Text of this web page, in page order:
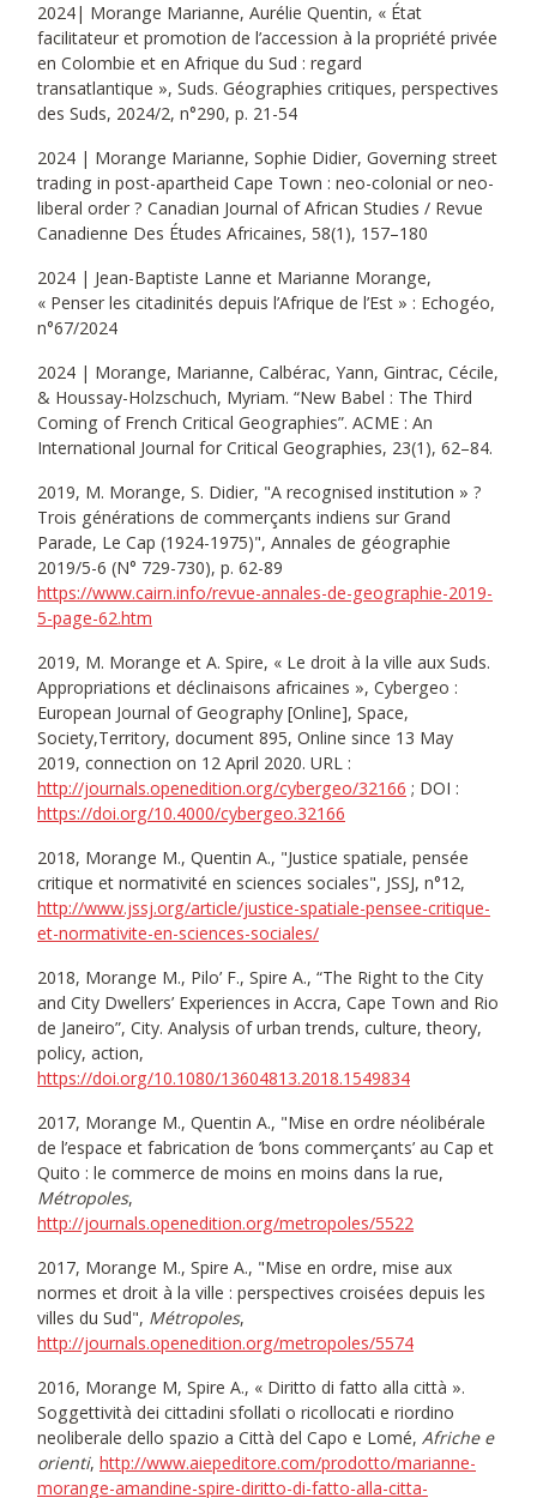
2024| Morange Marianne, Aurélie Quentin, « État
facilitateur et promotion de l’accession à la propriété privée
en Colombie et en Afrique du Sud : regard
transatlantique », Suds. Géographies critiques, perspectives
des Suds, 2024/2, n°290, p. 21-54
2024 | Morange Marianne, Sophie Didier, Governing street
trading in post-apartheid Cape Town : neo-colonial or neo-
liberal order ? Canadian Journal of African Studies / Revue
Canadienne Des Études Africaines, 58(1), 157–180
2024 | Jean-Baptiste Lanne et Marianne Morange,
« Penser les citadinités depuis l’Afrique de l’Est » : Echogéo,
n°67/2024
2024 | Morange, Marianne, Calbérac, Yann, Gintrac, Cécile,
& Houssay-Holzschuch, Myriam. “New Babel : The Third
Coming of French Critical Geographies”. ACME : An
International Journal for Critical Geographies, 23(1), 62–84.
2019, M. Morange, S. Didier, "A recognised institution » ?
Trois générations de commerçants indiens sur Grand
Parade, Le Cap (1924-1975)", Annales de géographie
2019/5-6 (N° 729-730), p. 62-89
https://www.cairn.info/revue-annales-de-geographie-2019-
5-page-62.htm
2019, M. Morange et A. Spire, « Le droit à la ville aux Suds.
Appropriations et déclinaisons africaines », Cybergeo :
European Journal of Geography [Online], Space,
Society,Territory, document 895, Online since 13 May
2019, connection on 12 April 2020. URL :
http://journals.openedition.org/cybergeo/32166 ; DOI :
https://doi.org/10.4000/cybergeo.32166
2018, Morange M., Quentin A., "Justice spatiale, pensée
critique et normativité en sciences sociales", JSSJ, n°12,
http://www.jssj.org/article/justice-spatiale-pensee-critique-
et-normativite-en-sciences-sociales/
2018, Morange M., Pilo’ F., Spire A., “The Right to the City
and City Dwellers’ Experiences in Accra, Cape Town and Rio
de Janeiro”, City. Analysis of urban trends, culture, theory,
policy, action,
https://doi.org/10.1080/13604813.2018.1549834
2017, Morange M., Quentin A., "Mise en ordre néolibérale
de l’espace et fabrication de ’bons commerçants’ au Cap et
Quito : le commerce de moins en moins dans la rue,
Métropoles,
http://journals.openedition.org/metropoles/5522
2017, Morange M., Spire A., "Mise en ordre, mise aux
normes et droit à la ville : perspectives croisées depuis les
villes du Sud", Métropoles,
http://journals.openedition.org/metropoles/5574
2016, Morange M, Spire A., « Diritto di fatto alla città ».
Soggettività dei cittadini sfollati o ricollocati e riordino
neoliberale dello spazio a Città del Capo e Lomé, Afriche e
orienti, http://www.aiepeditore.com/prodotto/marianne-
morange-amandine-spire-diritto-di-fatto-alla-citta-